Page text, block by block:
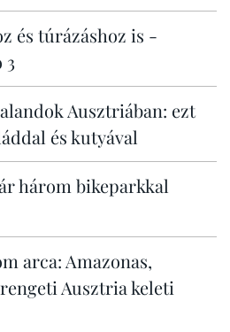
és túrázáshoz is -
3
Ausztriában: ezt
és kutyával
három bikeparkkal
arca: Amazonas,
Ausztria keleti